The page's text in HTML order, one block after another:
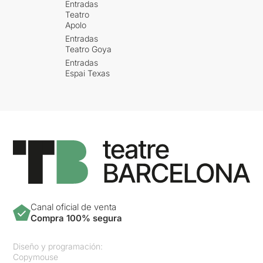
Entradas
Teatro
Apolo
Entradas
Teatro Goya
Entradas
Espai Texas
Canal oficial de venta
Compra 100% segura
Diseño y programación:
Copymouse